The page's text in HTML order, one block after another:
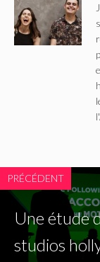
PRÉCÉDENT
Une étude
studios